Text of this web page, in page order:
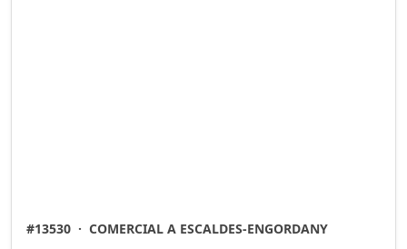
#13530 · COMERCIAL A ESCALDES-ENGORDANY